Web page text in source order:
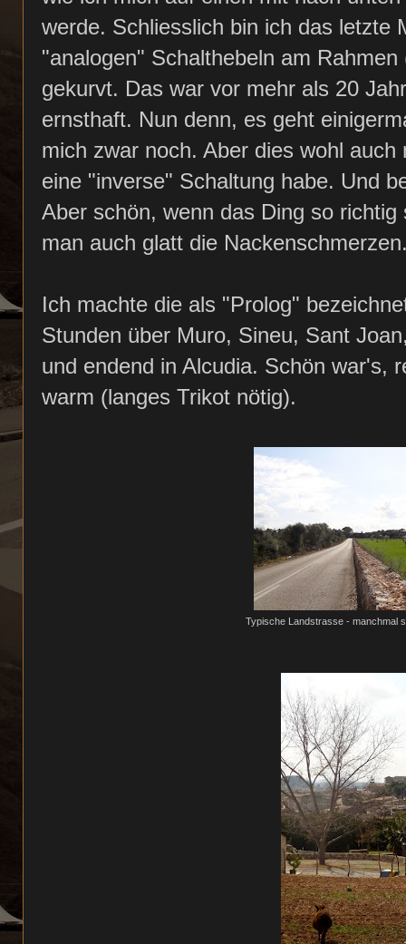
werde. Schliesslich bin ich das letzte
"analogen" Schalthebeln am
gekurvt. Das war vor mehr als 20
ernsthaft. Nun denn, es geht
mich zwar noch. Aber dies wohl
eine "inverse" Schaltung habe. Und
Aber schön, wenn das Ding so
man auch glatt die
Ich machte die als "Prolog"
Stunden über Muro, Sineu, Sant
und endend in Alcudia. Schön war's,
warm (langes Trikot nötig).
Typische Landstrasse - manchmal